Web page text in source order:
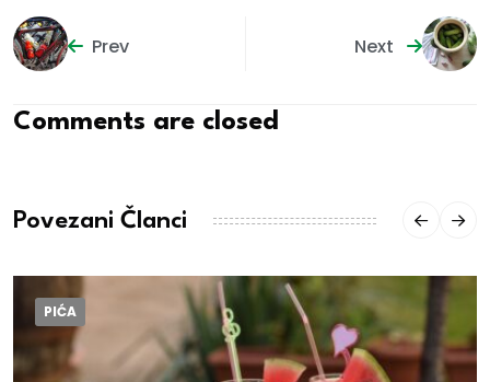
Prev Next
Comments are closed
Povezani Članci
PIĆA